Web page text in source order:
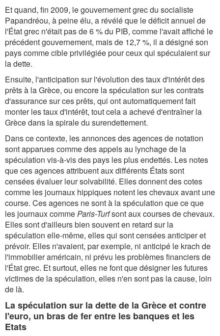
Et quand, fin 2009, le gouvernement grec du socialiste
Papandréou, à peine élu, a révélé que le déficit annuel de
l'État grec n'était pas de 6 % du PIB, comme l'avait affiché le
précédent gouvernement, mais de 12,7 %, il a désigné son
pays comme cible privilégiée pour ceux qui spéculaient sur
la dette.
Ensuite, l'anticipation sur l'évolution des taux d'intérêt des
prêts à la Grèce, ou encore la spéculation sur les contrats
d'assurance sur ces prêts, qui ont automatiquement fait
monter les taux d'intérêt, tout cela a achevé d'entraîner la
Grèce dans la spirale du surendettement.
Dans ce contexte, les annonces des agences de notation
sont apparues comme des appels au lynchage de la
spéculation vis-à-vis des pays les plus endettés. Les notes
que ces agences attribuent aux différents États sont
censées évaluer leur solvabilité. Elles donnent des cotes
comme les journaux hippiques notent les chevaux avant une
course. Ces agences ne sont à la spéculation que ce que
les journaux commeParis-Turfsont aux courses de chevaux.
Elles sont d'ailleurs bien souvent en retard sur la
spéculation elle-même, elles qui sont censées anticiper et
prévoir. Elles n'avaient, par exemple, ni anticipé le krach de
l'immobilier américain, ni prévu les problèmes financiers de
l'État grec. Et surtout, elles ne font que désigner les futures
victimes de la spéculation, elles n'en sont pas la cause, loin
de là.
La spéculation sur la dette de la Grèce et contre
l'euro, un bras de fer entre les banques et les
Etats